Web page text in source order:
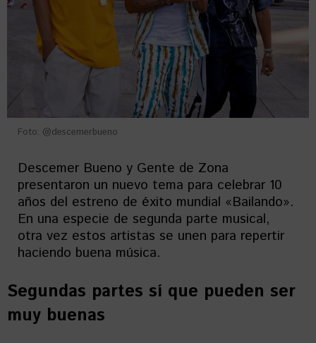
Foto: @descemerbueno
Descemer Bueno y Gente de Zona
presentaron un nuevo tema para celebrar 10
años del estreno de éxito mundial «Bailando».
En una especie de segunda parte musical,
otra vez estos artistas se unen para repertir
haciendo buena música.
Segundas partes sí que pueden ser
muy buenas